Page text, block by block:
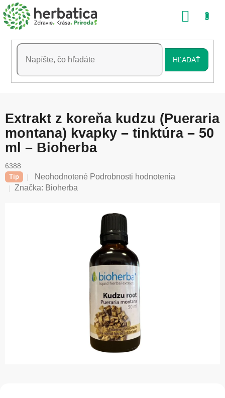
Prejsť
na
obsah
HĽADAŤ
Extrakt z koreňa kudzu (Pueraria
montana) kvapky – tinktúra – 50
ml – Bioherba
6388
Tip
Priemerné
hodnotenie
Neohodnotené Podrobnosti hodnotenia
Značka: Bioherba